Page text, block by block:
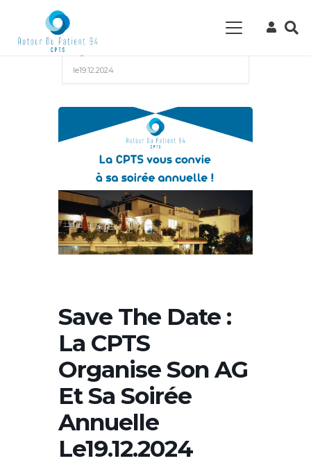
Save the date : la CPTS
le19.12.2024
Save The Date :
La CPTS
Organise Son AG
Et Sa Soirée
Annuelle
Le19.12.2024